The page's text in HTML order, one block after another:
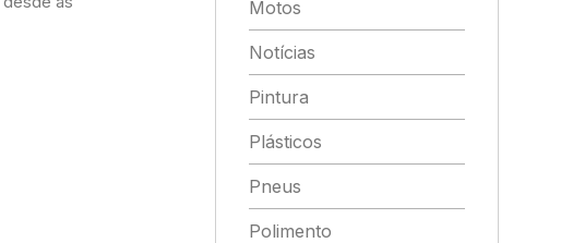
Motos
Notícias
Pintura
Plásticos
Pneus
Polimento